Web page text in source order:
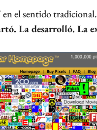
La desarrolló. La